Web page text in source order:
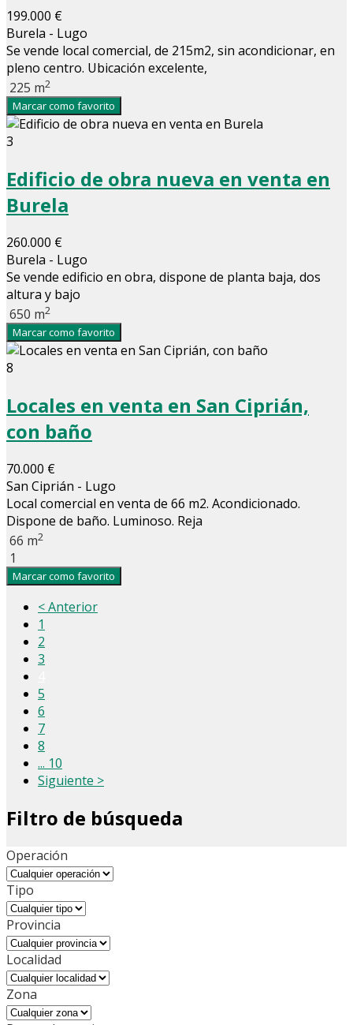
199.000 €
Burela - Lugo
Se vende local comercial, de 215m2, sin acondicionar, en
pleno centro. Ubicación excelente,
225 m2
Marcar como favorito
3
Edificio de obra nueva en venta en
Burela
260.000 €
Burela - Lugo
Se vende edificio en obra, dispone de planta baja, dos
altura y bajo
650 m2
Marcar como favorito
8
Locales en venta en San Ciprián,
con baño
70.000 €
San Ciprián - Lugo
Local comercial en venta de 66 m2. Acondicionado.
Dispone de baño. Luminoso. Reja
66 m2
1
Marcar como favorito
< Anterior
1
2
3
5
6
7
8
... 10
Siguiente >
Filtro de búsqueda
Operación
Tipo
Provincia
Localidad
Zona